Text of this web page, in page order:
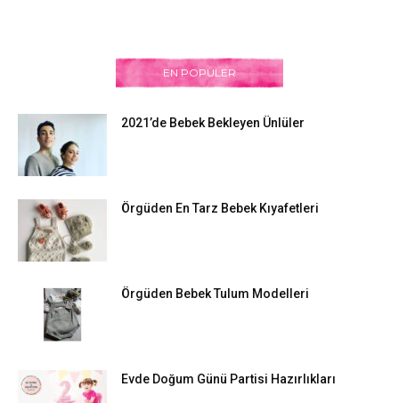
EN POPÜLER
2021’de Bebek Bekleyen Ünlüler
Örgüden En Tarz Bebek Kıyafetleri
Örgüden Bebek Tulum Modelleri
Evde Doğum Günü Partisi Hazırlıkları